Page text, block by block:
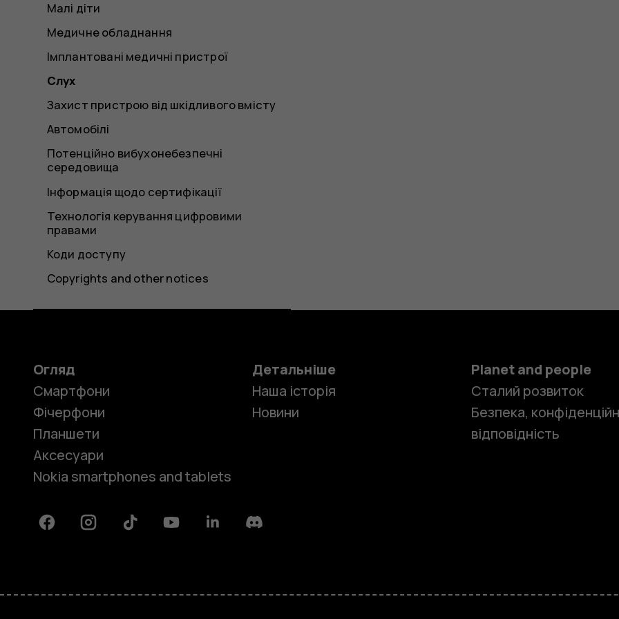
Малі діти
Медичне обладнання
Імплантовані медичні пристрої
Слух
Захист пристрою від шкідливого вмісту
Автомобілі
Потенційно вибухонебезпечні
середовища
Інформація щодо сертифікації
Технологія керування цифровими
правами
Коди доступу
Copyrights and other notices
Огляд
Смартфони
Фічерфони
Планшети
Аксесуари
Nokia smartphones and tablets
Детальніше
Наша історія
Новини
Planet and people
Сталий розвиток
Безпека,
відповідність
FacebookInstagramTiktok YoutubeLinkedinDiscord